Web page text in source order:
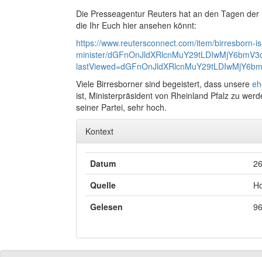
Die Presseagentur Reuters hat an den Tagen
die Ihr Euch hier ansehen könnt:
https://www.reutersconnect.com/item/birresborn-
minister/
Viele Birresborner sind begeistert, dass unsere
ist, Ministerpräsident von Rheinland Pfalz zu
seiner Partei, sehr hoch.
Kontext
Datum
Quelle
Gelesen